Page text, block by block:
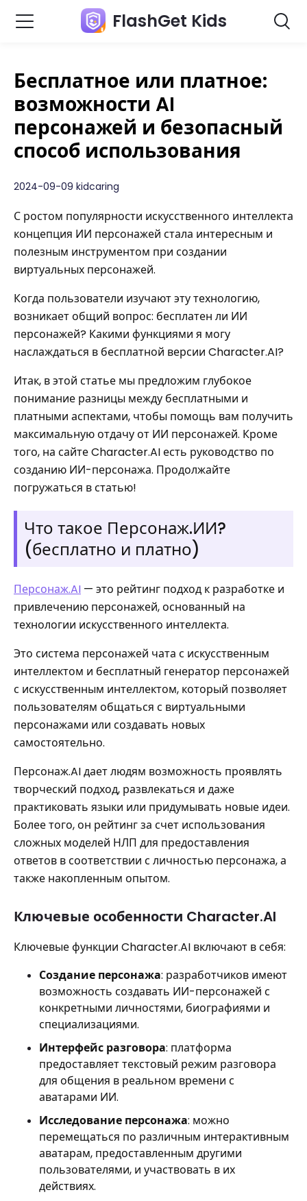
FlashGet Kids
Бесплатное или платное:
возможности AI
персонажей и безопасный
способ использования
2024-09-09 kidcaring
С ростом популярности искусственного интеллекта
концепция ИИ персонажей стала интересным и
полезным инструментом при создании
виртуальных персонажей.
Когда пользователи изучают эту технологию,
возникает общий вопрос: бесплатен ли ИИ
персонажей? Какими функциями я могу
наслаждаться в бесплатной версии Character.AI?
Итак, в этой статье мы предложим глубокое
понимание разницы между бесплатными и
платными аспектами, чтобы помощь вам получить
максимальную отдачу от ИИ персонажей. Кроме
того, на сайте Character.AI есть руководство по
созданию ИИ-персонажа. Продолжайте
погружаться в статью!
Что такое Персонаж.ИИ?
(бесплатно и платно)
Персонаж.AI — это рейтинг подход к разработке и
привлечению персонажей, основанный на
технологии искусственного интеллекта.
Это система персонажей чата с искусственным
интеллектом и бесплатный генератор персонажей
с искусственным интеллектом, который позволяет
пользователям общаться с виртуальными
персонажами или создавать новых
самостоятельно.
Персонаж.AI дает людям возможность проявлять
творческий подход, развлекаться и даже
практиковать языки или придумывать новые идеи.
Более того, он рейтинг за счет использования
сложных моделей НЛП для предоставления
ответов в соответствии с личностью персонажа, а
также накопленным опытом.
Ключевые особенности Character.AI
Ключевые функции Character.AI включают в себя:
Создание персонажа: разработчиков имеют
возможность создавать ИИ-персонажей с
конкретными личностями, биографиями и
специализациями.
Интерфейс разговора: платформа
предоставляет текстовый режим разговора
для общения в реальном времени с
аватарами ИИ.
Исследование персонажа: можно
перемещаться по различным интерактивным
аватарам, предоставленным другими
пользователями, и участвовать в их
действиях.